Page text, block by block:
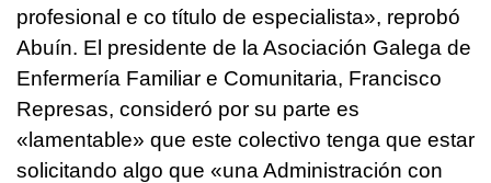
profesional e co título de especialista», reprobó
Abuín. El presidente de la Asociación Galega de
Enfermería Familiar e Comunitaria, Francisco
Represas, consideró por su parte es
«lamentable» que este colectivo tenga que estar
solicitando algo que «una Administración con